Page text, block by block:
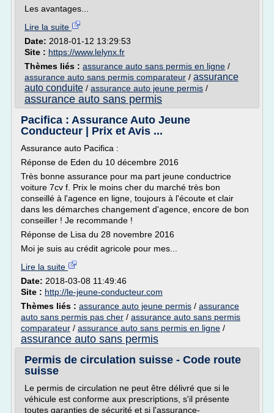
Les avantages...
Lire la suite
Date: 2018-01-12 13:29:53
Site : https://www.lelynx.fr
Thèmes liés : assurance auto sans permis en ligne /
assurance auto sans permis comparateur / assurance
auto conduite / assurance auto jeune permis /
assurance auto sans permis
Pacifica : Assurance Auto Jeune
Conducteur | Prix et Avis ...
Assurance auto Pacifica :
Réponse de Eden du 10 décembre 2016
Très bonne assurance pour ma part jeune conductrice
voiture 7cv f. Prix le moins cher du marché très bon
conseillé à l'agence en ligne, toujours à l'écoute et clair
dans les démarches changement d'agence, encore de bon
conseiller ! Je recommande !
Réponse de Lisa du 28 novembre 2016
Moi je suis au crédit agricole pour mes...
Lire la suite
Date: 2018-03-08 11:49:46
Site : http://le-jeune-conducteur.com
Thèmes liés : assurance auto jeune permis / assurance
auto sans permis pas cher / assurance auto sans permis
comparateur / assurance auto sans permis en ligne /
assurance auto sans permis
Permis de circulation suisse - Code route
suisse
Le permis de circulation ne peut être délivré que si le
véhicule est conforme aux prescriptions, s'il présente
toutes garanties de sécurité et si l'assurance-